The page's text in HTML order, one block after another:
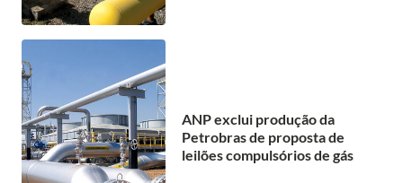
ANP exclui produção da
Petrobras de proposta de
leilões compulsórios de gás